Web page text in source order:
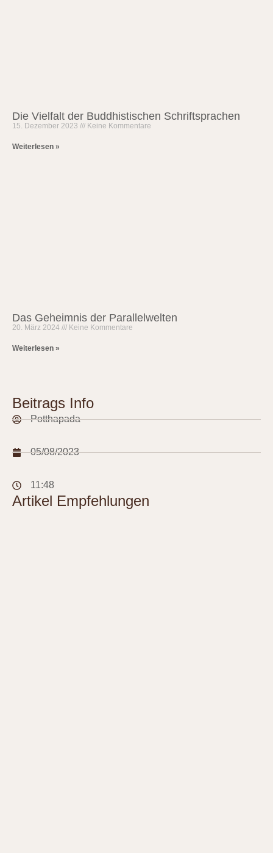
Die Vielfalt der Buddhistischen Schriftsprachen
15. Dezember 2023 Keine Kommentare
Weiterlesen »
Das Geheimnis der Parallelwelten
20. März 2024 Keine Kommentare
Weiterlesen »
Beitrags Info
Potthapada
05/08/2023
11:48
Artikel Empfehlungen